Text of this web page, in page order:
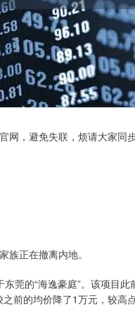
网，避免失联，烦请大家同
族正在撤离内地。
莞的“海逸豪庭”。该项目
前的均价降了1万元，较高